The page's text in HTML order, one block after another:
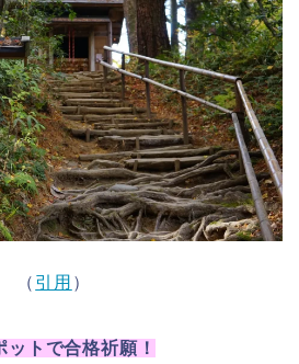
（ 引用 ）
ットで合格祈願！